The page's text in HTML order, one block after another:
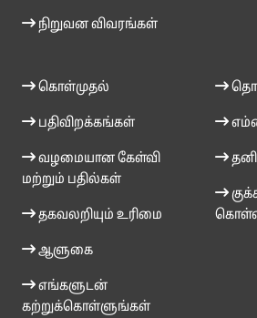
நிறுவன விவரங்கள்
கொள்முதல்
பதிவிறக்கங்கள்
வழமையான கேள்வி
மற்றும் பதில்கள்
தகவலறியும் உரிமை
ஆளுகை
எங்களுடன்
கற்றுக்கொள்ளுங்கள்